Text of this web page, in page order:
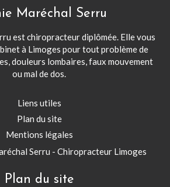
Maréchal Serru
est chiropracteur diplômée. Elle vous
à Limoges pour tout problème de
douleurs lombaires, faux mouvement
ou mal de dos.
Liens utiles
Plan du site
Mentions légales
Serru - Chiropracteur Limoges
Plan du site